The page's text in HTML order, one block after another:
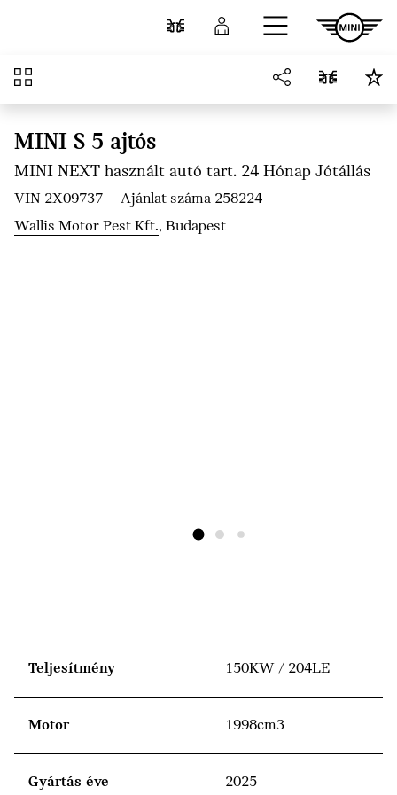
ÖsszehasonlításBejelentkezés
Áttekintés
MINI S 5 ajtós
MINI NEXT használt autó tart. 24 Hónap Jótállás
VIN 2X09737
Ajánlat száma 258224
Wallis Motor Pest Kft., Budapest
Teljesítmény 150KW / 204LE
Motor 1998cm3
Gyártás éve 2025